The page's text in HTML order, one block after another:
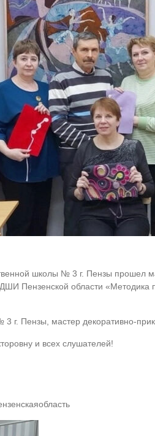
школы № 3 г. Пензы
Пензенской области
Пензы, мастер декоративно-
и всех слушателей!